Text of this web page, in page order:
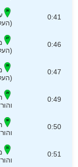
0:41
0:46
0:47
0:49
0:50
0:51